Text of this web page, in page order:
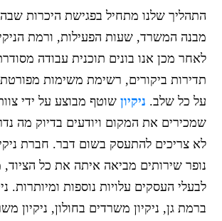
התהליך שלנו מתחיל בפגישת היכרות
מבנה המשרד, שעות הפעילות, ורמת
לאחר מכן אנו בונים תוכנית עבודה
תדירות ביקורים, רשימת משימות
על כל שלב. ניקיון שוטף מבוצע על ידי
שמכירים את המקום ויודעים בדיוק מה
לא צריכים להתעסק בשום דבר. חברת
נופר שירותים מביאה איתה את כל
לבעלי העסקים עלויות נוספות ומיותרות.
ברמת גן, ניקיון משרדים בחולון, ניקיון